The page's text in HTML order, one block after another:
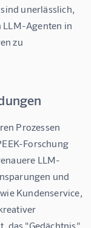
unerlässlich,
LLM-Agenten in
zu
Prozessen
Forschung
LLM-
und
Kundenservice,
das "Gedächtnis"